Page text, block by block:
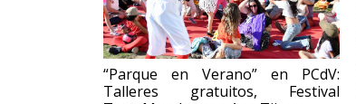
“Parque en Verano” en PCdV:
Talleres gratuitos, Festival